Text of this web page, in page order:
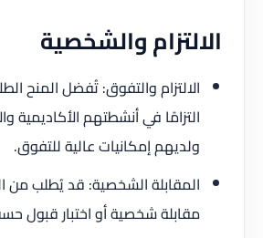
الالتزام والشخصية
الالتزام والتفوق: تُفضل المنح
التزامًا في أنشطتهم الأكاديمية
ولديهم إمكانيات عالية للتفوق.
المقابلة الشخصية: قد يُطلب من
مقابلة شخصية أو اختبار قبول